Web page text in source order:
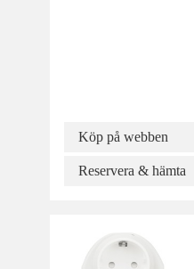
Köp på webben
Reservera & hämta